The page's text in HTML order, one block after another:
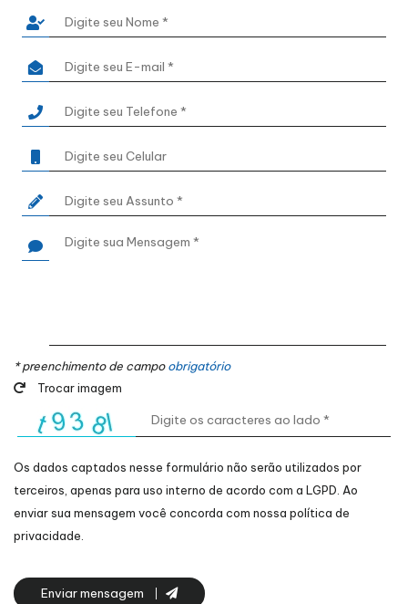
* preenchimento de campoobrigatório
Trocar imagem
Os dados captados nesse formulário não serão utilizados por
terceiros, apenas para uso interno de acordo com a LGPD. Ao
enviar sua mensagem você concorda com nossa política de
privacidade.
Enviar mensagem